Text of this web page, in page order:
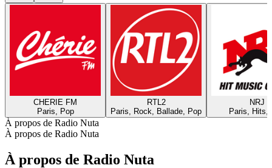
CHERIE FM
Paris, Pop
RTL2
Paris, Rock, Ballade, Pop
NRJ
Paris, Hits,
À propos de Radio Nuta
À propos de Radio Nuta
À propos de Radio Nuta